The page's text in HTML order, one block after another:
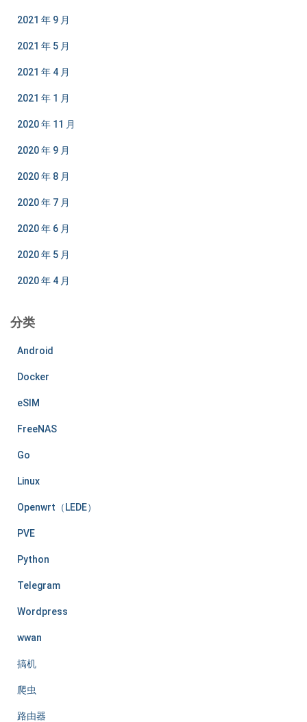
2021 年 9 月
2021 年 5 月
2021 年 4 月
2021 年 1 月
2020 年 11 月
2020 年 9 月
2020 年 8 月
2020 年 7 月
2020 年 6 月
2020 年 5 月
2020 年 4 月
分类
Android
Docker
eSIM
FreeNAS
Go
Linux
Openwrt（LEDE）
PVE
Python
Telegram
Wordpress
wwan
搞机
爬虫
路由器